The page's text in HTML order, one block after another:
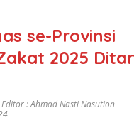
se-Provinsi
2025
: Ahmad Nasti Nasution